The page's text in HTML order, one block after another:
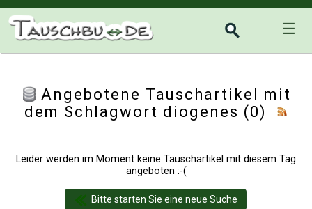
☰
Angebotene Tauschartikel mit
dem Schlagwort diogenes (0)
Leider werden im Moment keine Tauschartikel mit diesem Tag
angeboten :-(
Bitte starten Sie eine neue Suche